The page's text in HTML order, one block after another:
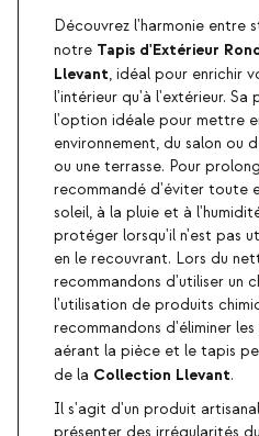
Découvrez l'harmonie entre
notre Tapis d'Extérieur
Llevant, idéal pour enrichir
l'intérieur qu'à l'extérieur. Sa
l'option idéale pour mettre
environnement, du salon ou
ou une terrasse. Pour
recommandé d'éviter toute
soleil, à la pluie et à
protéger lorsqu'il n'est pas
en le recouvrant. Lors du
recommandons d'utiliser un
l'utilisation de produits
recommandons d'éliminer
aérant la pièce et le tapis
de la Collection Llevant.
Il s'agit d'un produit